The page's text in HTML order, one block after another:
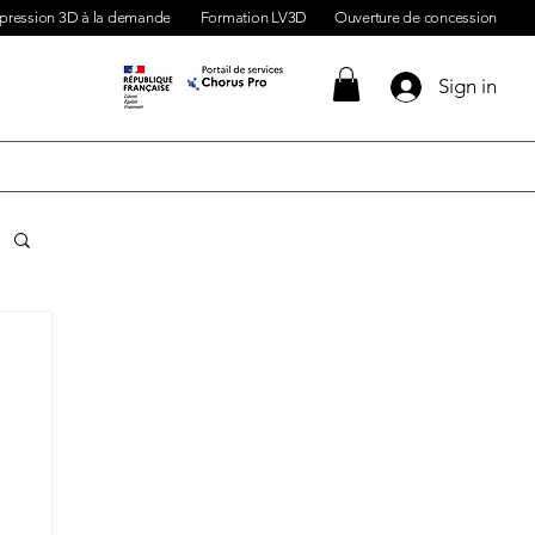
3D à la demande Formation LV3D Ouverture de concession
Sign in